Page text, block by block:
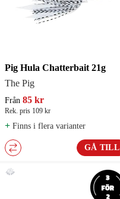
Pig Hula Chatterbait 21g
The Pig
Från 85 kr
Rek. pris 109 kr
+ Finns i flera varianter
GÅ TILL